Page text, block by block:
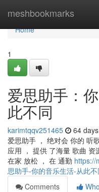
meshbookmarks
Home
Home
1
爱思助手：
此不同
karimtqqv251465 64
爱思助手 ， 绝对会 你的 听
应用 ， 提供 了海量 歌曲 资
在家 放松 ， 在 通勤 https://
思助手-你的音乐生活-从此不
Comments